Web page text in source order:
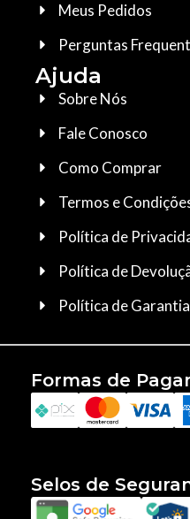
Meus Pedidos
Perguntas
Ajuda
Sobre Nós
Fale Conosco
Como Comprar
Termos e
Política de
Política de
Política de Garantia
Formas de
Selos de